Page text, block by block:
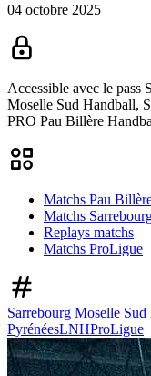
04 octobre 2025
Accessible avec le pass
Moselle Sud Handball,
PRO Pau Billère
Matchs Pau
Matchs
Replays matchs
Matchs ProLigue
Sarrebourg Moselle Sud
PyrénéesLNHProLigue